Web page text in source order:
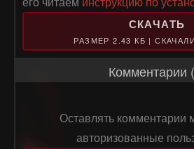
СКАЧАТЬ
РАЗМЕР 2.43 КБ |
Комментарии
Оставлять комментарии
авторизованные